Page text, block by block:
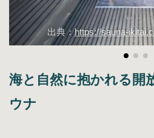
出典：https://sauna-
海と自然に抱かれる開
ウナ